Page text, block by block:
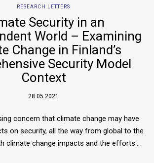
RESEARCH LETTERS
Security in an
World – Examining
Change in Finland’s
Security Model
Context
28.05.2021
concern that climate change may have
on security, all the way from global to the
climate change impacts and the efforts…